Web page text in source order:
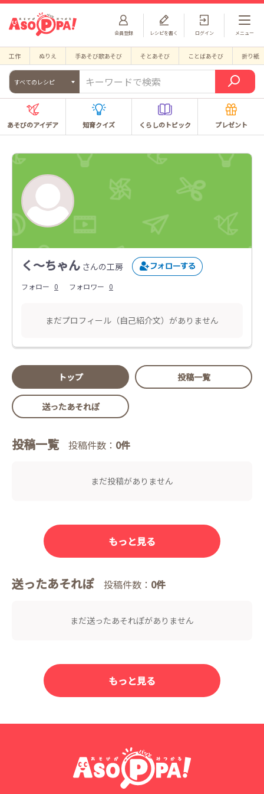
会員登録 ログイン
レシピを書く メニュー
工作 ぬりえ 手あそび歌あそび そとあそび ことばあそび 折り紙
すべてのレシピ
あそびのアイデア 知育クイズ くらしのトピック プレゼント
く〜ちゃん さんの工房
フォロー 0 フォロワー 0
まだプロフィール（自己紹介文）がありません
トップ 投稿一覧
送ったあそれぽ
投稿一覧 投稿件数： 0件
まだ投稿がありません
もっと見る
送ったあそれぽ 投稿件数： 0件
まだ送ったあそれぽがありません
もっと見る